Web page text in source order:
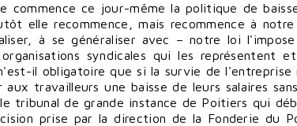
commence ce jour-même la politique de
elle recommence, mais recommence à notre
à se généraliser avec – notre loi
syndicales qui les représentent et
il obligatoire que si la survie de l'entreprise
travailleurs une baisse de leurs salaires
tribunal de grande instance de Poitiers qui
prise par la direction de la Fonderie du